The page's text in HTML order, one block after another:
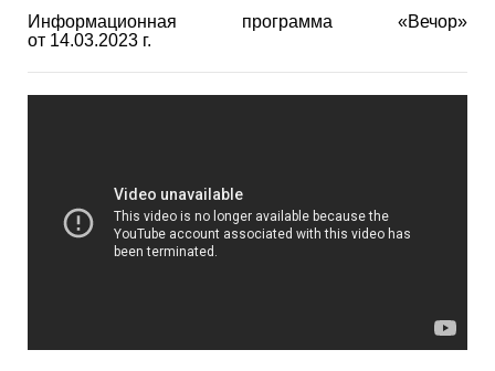
Информационная программа «Вечор»
от 14.03.2023 г.